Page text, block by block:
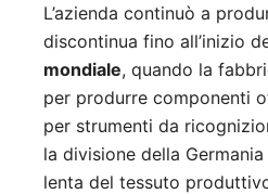
L’azienda continuò a
discontinua fino all’inizio
mondiale, quando la
per produrre componenti
per strumenti da
la divisione della
lenta del tessuto